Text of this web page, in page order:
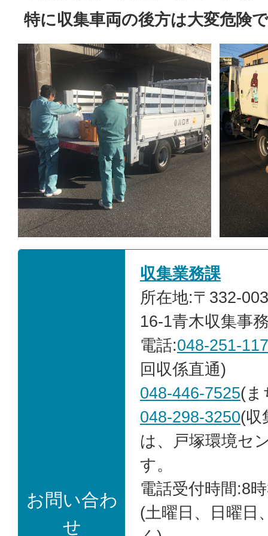
特に収集車両の後方は大変危険
お問い合わ
せ
収集業務課
所在地:〒332-
16-1青木収集事
電話:048-251-
回収係直通)
048-446-7525(ま
048-298-3250(収
は、戸塚環境セ
す。
電話受付時間:8
(土曜日、日曜日